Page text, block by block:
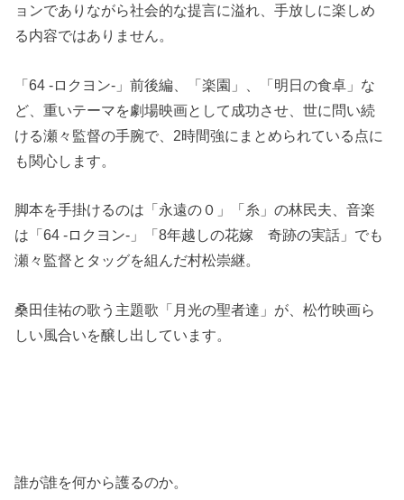
ョンでありながら社会的な提言に溢れ、手放しに楽しめ
る内容ではありません。
「64 -ロクヨン-」前後編、「楽園」、「明日の食卓」な
ど、重いテーマを劇場映画として成功させ、世に問い続
ける瀬々監督の手腕で、2時間強にまとめられている点に
も関心します。
脚本を手掛けるのは「永遠の０」「糸」の林民夫、音楽
は「64 -ロクヨン-」「8年越しの花嫁 奇跡の実話」でも
瀬々監督とタッグを組んだ村松崇継。
桑田佳祐の歌う主題歌「月光の聖者達」が、松竹映画ら
しい風合いを醸し出しています。
誰が誰を何から護るのか。